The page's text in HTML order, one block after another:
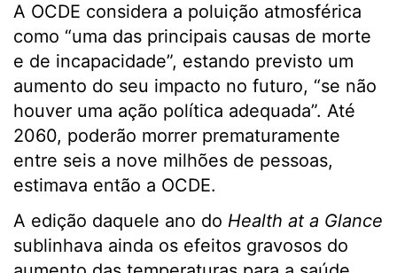
A OCDE considera a poluição atmosférica
como “uma das principais causas de morte
e de incapacidade”, estando previsto um
aumento do seu impacto no futuro, “se não
houver uma ação política adequada”. Até
2060, poderão morrer prematuramente
entre seis a nove milhões de pessoas,
estimava então a OCDE.
A edição daquele ano do Health at a Glance
sublinhava ainda os efeitos gravosos do